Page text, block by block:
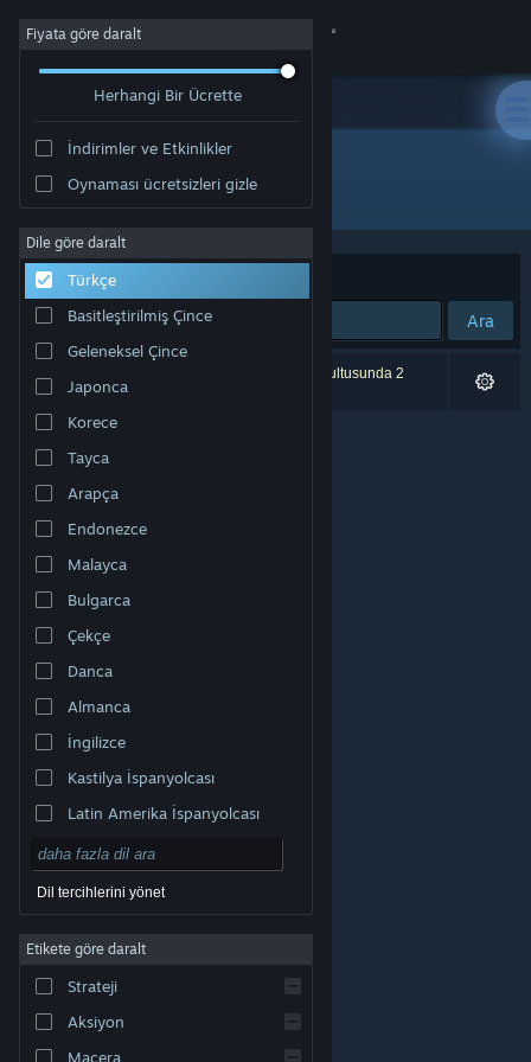
Giriş yap
Hakkında
Destek
Dili değiştir
Steam mobil uygulamasını yükle
Masaüstü internet sitesini görüntüle
markalar, ABD ve diğer ülkelerde ilgili sahiplerinin
Erişilebilirlik |
Çerezler
Fiyata göre daralt
Herhangi Bir Ücrette
İndirimler ve Etkinlikler
Oynaması ücretsizleri gizle
Dile göre daralt
Türkçe
Basitleştirilmiş Çince
Geleneksel Çince
Japonca
Korece
Tayca
Arapça
Endonezce
Malayca
Bulgarca
Çekçe
Danca
Almanca
İngilizce
Kastilya İspanyolcası
Latin Amerika İspanyolcası
Dil tercihlerini yönet
Etikete göre daralt
Strateji
Aksiyon
Macera
Geliştirici: Gongylus Games
Sırala Uygunluk
Ara
0 sonuç aramanızla eşleşiyor. Tercihleriniz doğrultusunda 2
ürün dâhil edilmedi.